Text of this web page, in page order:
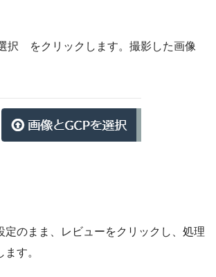
択 をクリックします。撮影した画像
定のまま、レビューをクリックし、処理
す。